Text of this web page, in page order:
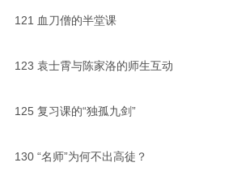
121 血刀僧的半堂课
123 袁士霄与陈家洛的师生互动
125 复习课的“独孤九剑”
130 “名师”为何不出高徒？